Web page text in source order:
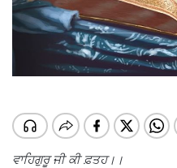
ਵਾਹਿਗੁਰੂ ਜੀ ਕੀ ਫ਼ਤਹ।।